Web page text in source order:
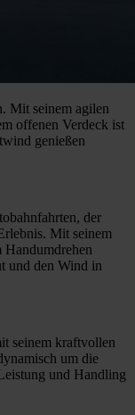
Mit seinem agilen
offenen Verdeck ist
genießen
der
Mit seinem
Handumdrehen
und den Wind in
seinem kraftvollen
um die
und Handling